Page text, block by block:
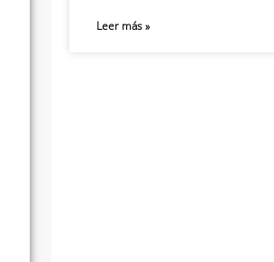
Leer más »